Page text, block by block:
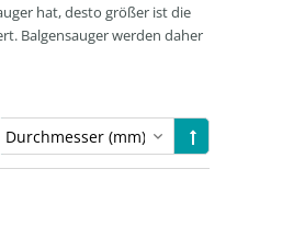
hat, desto größer ist die
Balgensauger werden daher